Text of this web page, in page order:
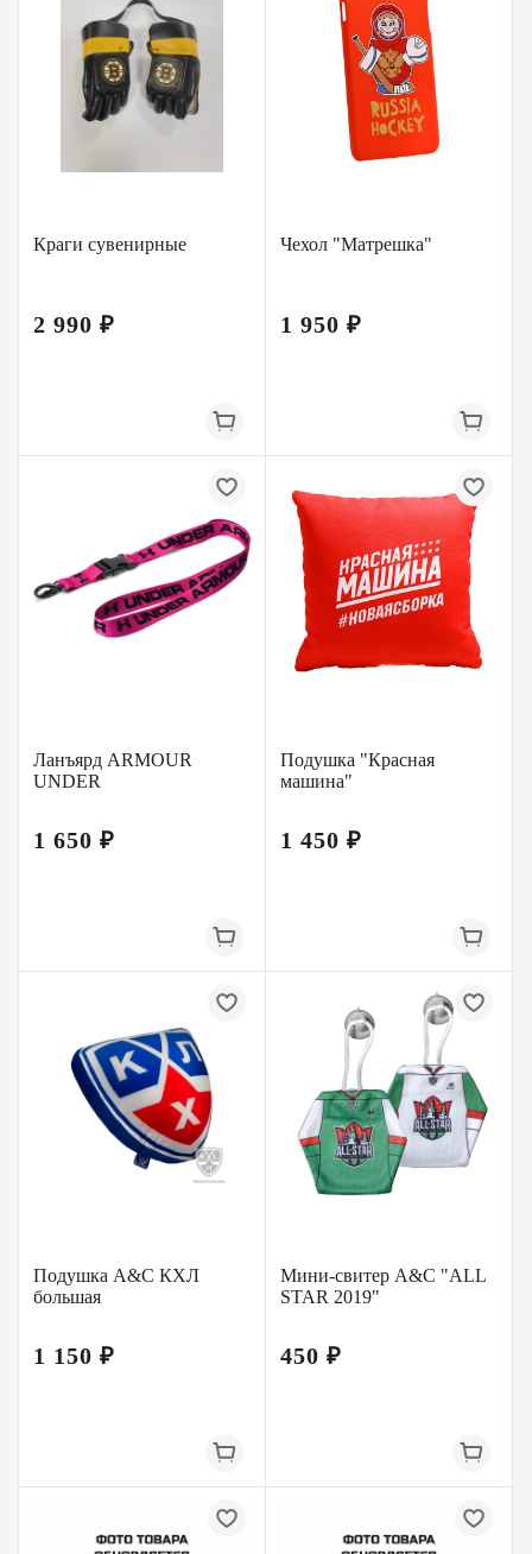
Краги сувенирные
2 990 ₽
Чехол "Матрешка"
1 950 ₽
Ланъярд ARMOUR
UNDER
1 650 ₽
Подушка "Красная
машина"
1 450 ₽
Подушка A&C КХЛ
большая
1 150 ₽
Мини-свитер A&C "ALL
STAR 2019"
450 ₽